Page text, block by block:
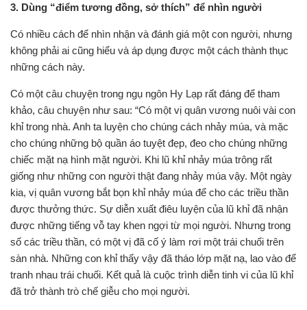
3. Dùng “điểm tương đồng, sở thích” để nhìn người
Có nhiều cách để nhìn nhận và đánh giá một con người, nhưng
không phải ai cũng hiểu và áp dụng được một cách thành thục
những cách này.
Có một câu chuyện trong ngụ ngôn Hy Lạp rất đáng để tham
khảo, câu chuyện như sau: “Có một vị quân vương nuôi vài con
khỉ trong nhà. Anh ta luyện cho chúng cách nhảy múa, và mặc
cho chúng những bộ quần áo tuyệt đẹp, đeo cho chúng những
chiếc mặt nạ hình mặt người. Khi lũ khỉ nhảy múa trông rất
giống như những con người thật đang nhảy múa vậy. Một ngày
kia, vị quân vương bắt bọn khỉ nhảy múa để cho các triều thần
được thưởng thức. Sự diễn xuất điêu luyện của lũ khỉ đã nhận
được những tiếng vỗ tay khen ngợi từ mọi người. Nhưng trong
số các triều thần, có một vị đã cố ý làm rơi một trái chuối trên
sàn nhà. Những con khỉ thấy vậy đã tháo lớp mặt nạ, lao vào để
tranh nhau trái chuối. Kết quả là cuộc trình diễn tinh vi của lũ khỉ
đã trở thành trò chế giễu cho mọi người.